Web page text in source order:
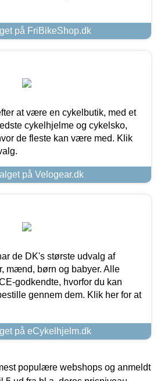
på FriBikeShop.dk
at være en cykelbutik, med et
cykelhjelme og cykelsko,
de fleste kan være med. Klik
på Velogear.dk
de DK's største udvalg af
mænd, børn og babyer. Alle
godkendte, hvorfor du kan
gennem dem. Klik her for at
på eCykelhjelm.dk
populære webshops og anmeldt